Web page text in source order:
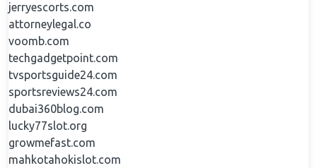
jerryescorts.com
attorneylegal.co
voomb.com
techgadgetpoint.com
tvsportsguide24.com
sportsreviews24.com
dubai360blog.com
lucky77slot.org
growmefast.com
mahkotahokislot.com